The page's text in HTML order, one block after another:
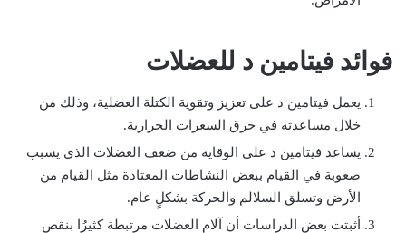
فوائد فيتامين د للعضلات
يعمل فيتامين د على تعزيز وتقوية الكتلة العضلية، وذلك من
خلال مساعدته في حرق السعرات الحرارية.
يساعد فيتامين د على الوقاية من ضعف العضلات الذي يسبب
صعوبة في القيام ببعض النشاطات المعتادة مثل القيام من
الأرض وتسلق السلالم والحركة بشكلٍ عام.
أثبتت بعض الدراسات أن آلام العضلات مرتبطة كثيرُا بنقص